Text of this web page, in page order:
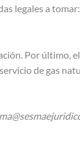
legales a
Por último,
de gas